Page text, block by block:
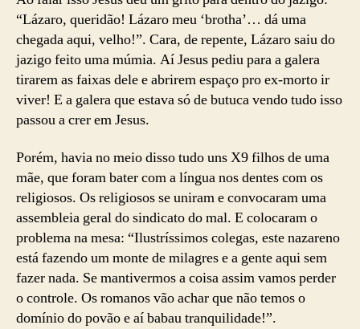
“Lázaro, queridão! Lázaro meu ‘brotha’… dá uma
chegada aqui, velho!”. Cara, de repente, Lázaro saiu do
jazigo feito uma múmia. Aí Jesus pediu para a galera
tirarem as faixas dele e abrirem espaço pro ex-morto ir
viver! E a galera que estava só de butuca vendo tudo isso
passou a crer em Jesus.
Porém, havia no meio disso tudo uns X9 filhos de uma
mãe, que foram bater com a língua nos dentes com os
religiosos. Os religiosos se uniram e convocaram uma
assembleia geral do sindicato do mal. E colocaram o
problema na mesa: “Ilustríssimos colegas, este nazareno
está fazendo um monte de milagres e a gente aqui sem
fazer nada. Se mantivermos a coisa assim vamos perder
o controle. Os romanos vão achar que não temos o
domínio do povão e aí babau tranquilidade!”.